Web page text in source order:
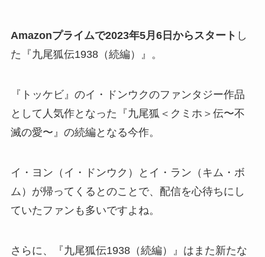
Amazonプライムで2023年5月6日からスタート し
た『九尾狐伝1938（続編）』。
『トッケビ』のイ・ドンウクのファンタジー作品
として人気作となった『九尾狐＜クミホ＞伝〜不
滅の愛〜』の続編となる今作。
イ・ヨン（イ・ドンウク）とイ・ラン（キム・ボ
ム）が帰ってくるとのことで、配信を心待ちにし
ていたファンも多いですよね。
さらに、『九尾狐伝1938（続編）』はまた新たな